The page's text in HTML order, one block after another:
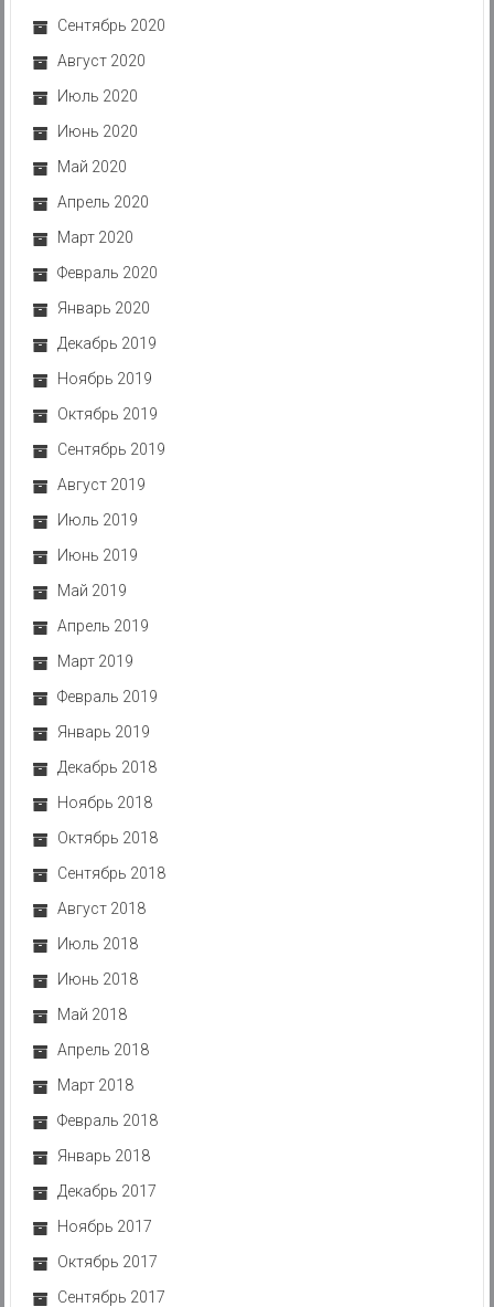
Сентябрь 2020
Август 2020
Июль 2020
Июнь 2020
Май 2020
Апрель 2020
Март 2020
Февраль 2020
Январь 2020
Декабрь 2019
Ноябрь 2019
Октябрь 2019
Сентябрь 2019
Август 2019
Июль 2019
Июнь 2019
Май 2019
Апрель 2019
Март 2019
Февраль 2019
Январь 2019
Декабрь 2018
Ноябрь 2018
Октябрь 2018
Сентябрь 2018
Август 2018
Июль 2018
Июнь 2018
Май 2018
Апрель 2018
Март 2018
Февраль 2018
Январь 2018
Декабрь 2017
Ноябрь 2017
Октябрь 2017
Сентябрь 2017